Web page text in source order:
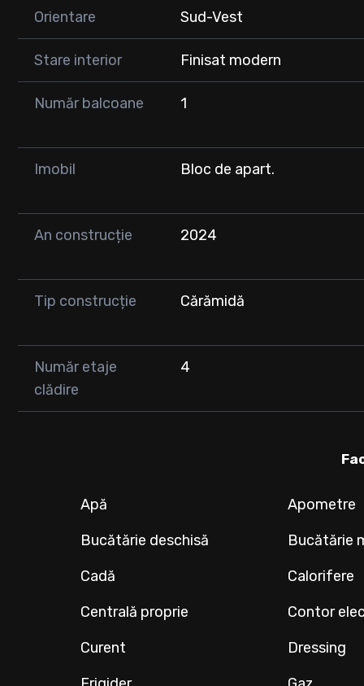
0747 354 752
Orientare Sud-Vest
Stare interior Finisat modern
Număr balcoane 1
Imobil Bloc de apart.
An construcție 2024
Tip construcție Cărămidă
Număr etaje
clădire
4
Apă Apometre
Bucătărie deschisă
Bucătărie
Cadă
Calorifere
Centrală proprie
Contor
Curent
Dressing